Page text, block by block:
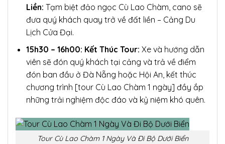
Liền: Tạm biệt đảo ngọc Cù Lao Chàm, cano sẽ
đưa quý khách quay trở về đất liền – Cảng Du
Lịch Cửa Đại.
15h30 – 16h00: Kết Thúc Tour: Xe và hướng dẫn
viên sẽ đón quý khách tại cảng và trả về điểm
đón ban đầu ở Đà Nẵng hoặc Hội An, kết thúc
chương trình [tour Cù Lao Chàm 1 ngày] đầy ắp
những trải nghiệm độc đáo và kỷ niệm khó quên.
Tour Cù Lao Chàm 1 Ngày Và Đi Bộ Dưới Biển